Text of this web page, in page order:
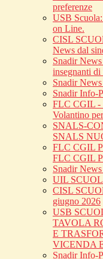
preferenze
USB
on Line.
CISL
News dal
Snadir
insegnanti
Snadir
Snadir Info-
FLC CGIL -
Volantino
SNALS-
SNALS
FLC CGIL
FLC CGIL
Snadir
UIL
CISL
giugno 2026
USB
TAVOLA
E
VICENDA
Snadir Info-